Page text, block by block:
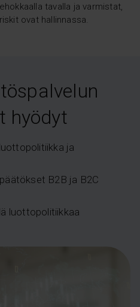
tavalla ja varmistat,
ovat hallinnassa.
hyödyt
ja
B2B ja B2C
luottopolitiikkaa